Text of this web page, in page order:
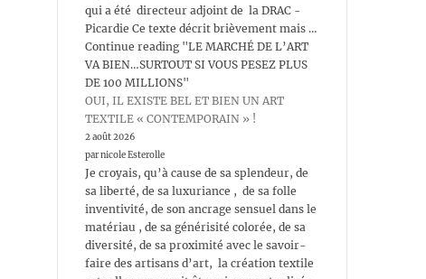
qui a été directeur adjoint de la DRAC -
Picardie Ce texte décrit brièvement mais …
Continue reading "LE MARCHÉ DE L’ART
VA BIEN…SURTOUT SI VOUS PESEZ PLUS
DE 100 MILLIONS"
OUI, IL EXISTE BEL ET BIEN UN ART
TEXTILE « CONTEMPORAIN » !
2 août 2026
par nicole Esterolle
Je croyais, qu’à cause de sa splendeur, de
sa liberté, de sa luxuriance , de sa folle
inventivité, de son ancrage sensuel dans le
matériau , de sa générisité colorée, de sa
diversité, de sa proximité avec le savoir-
faire des artisans d’art, la création textile